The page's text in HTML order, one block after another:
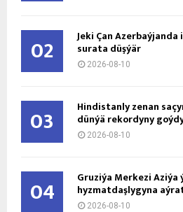
02 Jeki Çan
surata düşýär
2026-08-10
03 Hindistanly zenan
dünýä rekordyny
2026-08-10
04 Gruziýa Merkezi
hyzmatdaşlygyna
2026-08-10